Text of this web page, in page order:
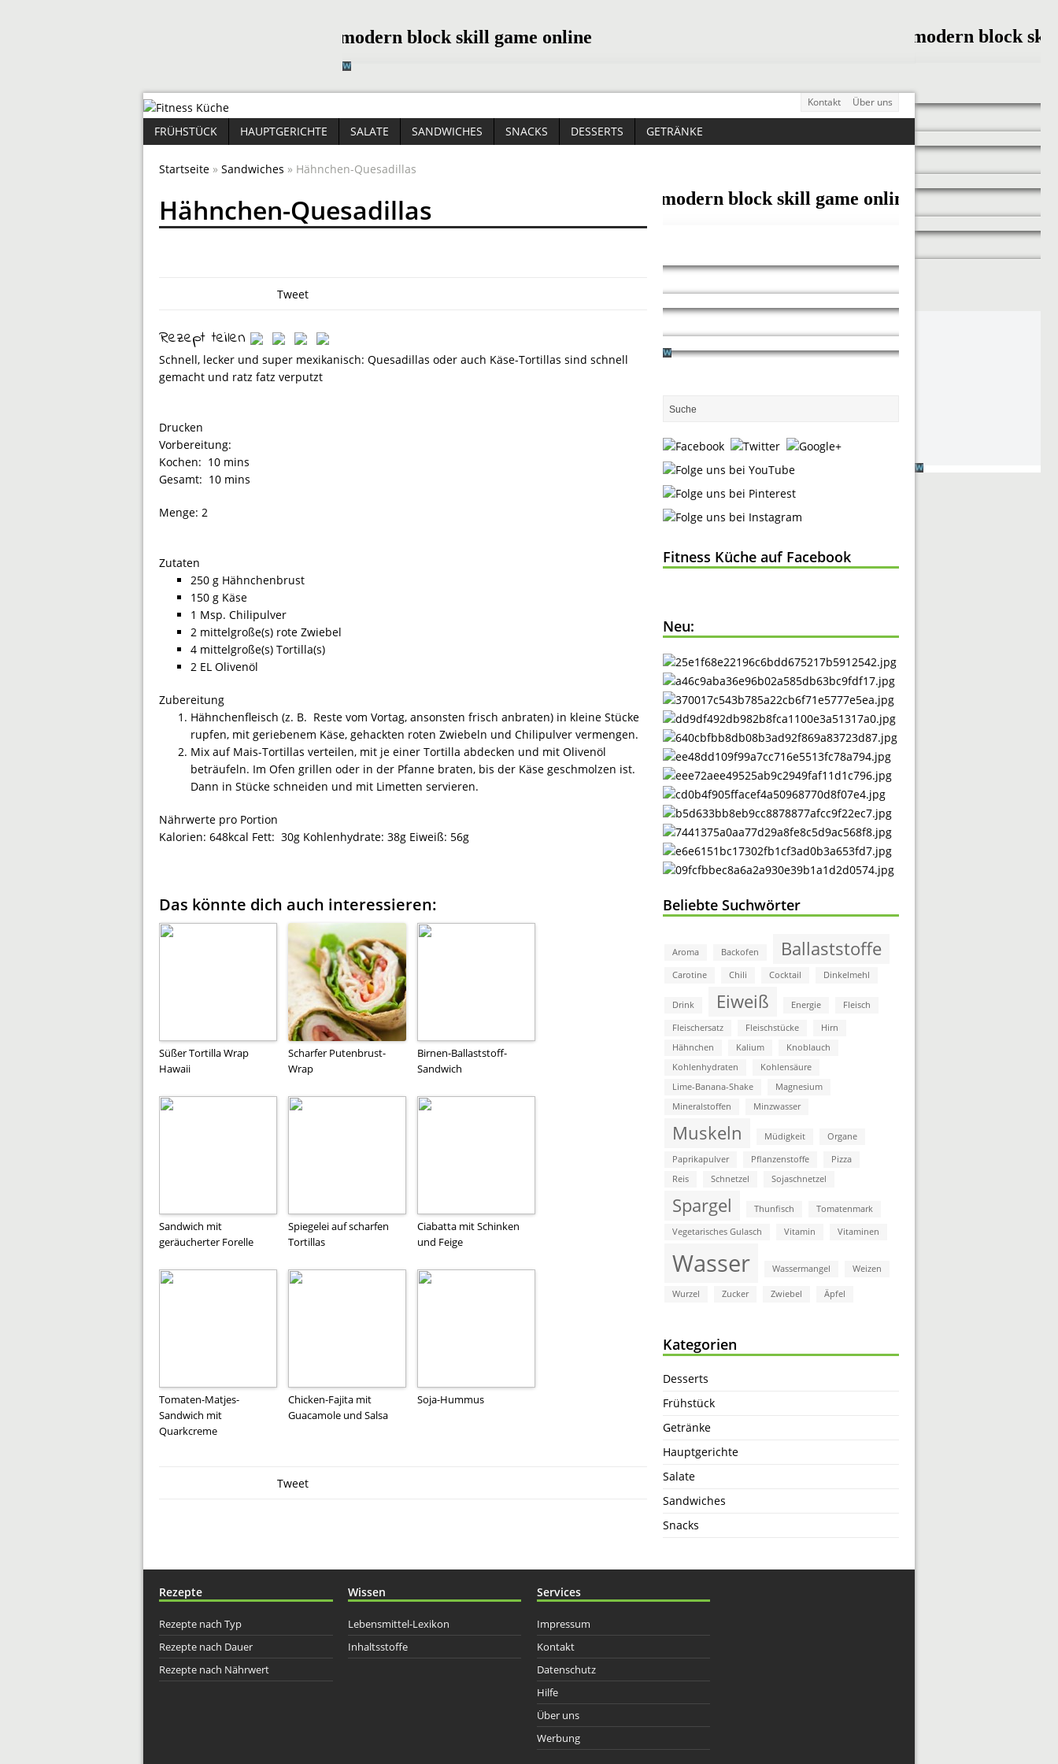
Kontakt Über uns
FRÜHSTÜCK HAUPTGERICHTE SALATE SANDWICHES SNACKS DESSERTS GETRÄNKE
Startseite » Sandwiches » Hähnchen-Quesadillas
Hähnchen-Quesadillas
Tweet
Rezept teilen
Schnell, lecker und super mexikanisch: Quesadillas oder auch Käse-Tortillas sind schnell
gemacht und ratz fatz verputzt
Drucken
Vorbereitung:
Kochen: 10 mins
Gesamt: 10 mins
Menge: 2
Zutaten
250 g Hähnchenbrust
150 g Käse
1 Msp. Chilipulver
2 mittelgroße(s) rote Zwiebel
4 mittelgroße(s) Tortilla(s)
2 EL Olivenöl
Zubereitung
Hähnchenfleisch (z. B. Reste vom Vortag, ansonsten frisch anbraten) in kleine Stücke
rupfen, mit geriebenem Käse, gehackten roten Zwiebeln und Chilipulver vermengen.
Mix auf Mais-Tortillas verteilen, mit je einer Tortilla abdecken und mit Olivenöl
beträufeln. Im Ofen grillen oder in der Pfanne braten, bis der Käse geschmolzen ist.
Dann in Stücke schneiden und mit Limetten servieren.
Nährwerte pro Portion
Kalorien: 648kcal Fett: 30g Kohlenhydrate: 38g Eiweiß: 56g
Das könnte dich auch interessieren:
Süßer Tortilla Wrap
Hawaii
Scharfer Putenbrust-
Wrap
Birnen-Ballaststoff-
Sandwich
Sandwich mit
geräucherter Forelle
Spiegelei auf scharfen
Tortillas
Ciabatta mit Schinken
und Feige
Tomaten-Matjes-
Sandwich mit
Quarkcreme
Chicken-Fajita mit
Guacamole und Salsa
Soja-Hummus
Tweet
Fitness Küche auf Facebook
Neu:
Beliebte Suchwörter
Aroma Backofen Ballaststoffe
Carotine Chili Cocktail Dinkelmehl
Drink Eiweiß Energie Fleisch
Fleischersatz Fleischstücke
Hirn
Hähnchen
Kalium
Knoblauch
Kohlenhydraten
Kohlensäure
Lime-Banana-Shake
Magnesium
Mineralstoffen
Minzwasser
Muskeln Müdigkeit Organe
Paprikapulver Pflanzenstoffe
Pizza
Reis
Schnetzel Sojaschnetzel
Spargel Thunfisch Tomatenmark
Vegetarisches Gulasch Vitamin Vitaminen
Wasser Wassermangel Weizen
Wurzel Zucker Zwiebel Äpfel
Kategorien
Desserts
Frühstück
Getränke
Hauptgerichte
Salate
Sandwiches
Snacks
Rezepte
Rezepte nach Typ
Rezepte nach Dauer
Rezepte nach Nährwert
Wissen
Lebensmittel-Lexikon
Inhaltsstoffe
Services
Impressum
Kontakt
Datenschutz
Hilfe
Über uns
Werbung